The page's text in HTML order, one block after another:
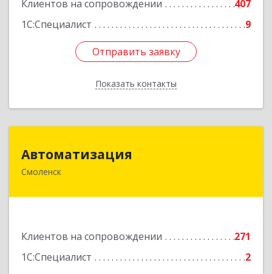
Клиентов на сопровождении
407
1С:Специалист
9
Отправить заявку
Показать контакты
Отправить заявку
Назад
Автоматизация
Смоленск
Клиентов на сопровождении
271
1С:Специалист
2
214019, Смоленская обл, Смоленск г, Марии